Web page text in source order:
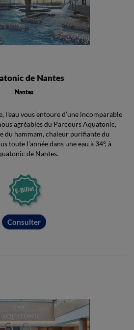
de Nantes
Nantes
l’eau vous entoure d’une incomparable
agréables du Parcours Aquatonic,
du hammam, chaleur purifiante du
toute l’année dans une eau à 34°, à
de Nantes.
Consulter